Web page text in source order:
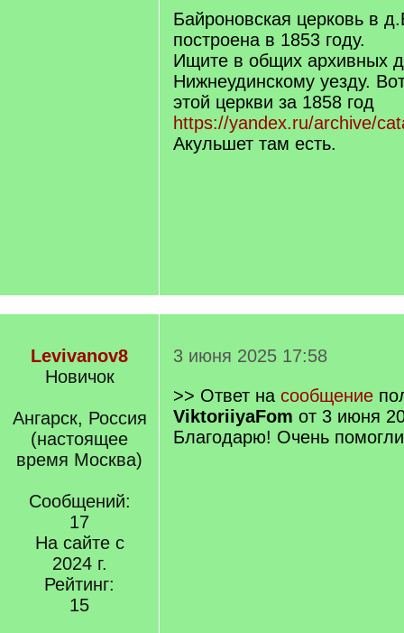
]
Байроновская церковь в
построена в 1853 году.
Ищите в общих архивных
Нижнеудинскому уезду.
этой церкви за 1858 год
https://yandex.ru/archive/
Акульшет там есть.
Levivanov8
Новичок
Ангарск, Россия
(настоящее
время Москва)
Сообщений:
17
На сайте с
2024 г.
Рейтинг:
15
3 июня 2025 17:58
>> Ответ на сообщение
ViktoriiyaFom от 3 июня
Благодарю! Очень помогли